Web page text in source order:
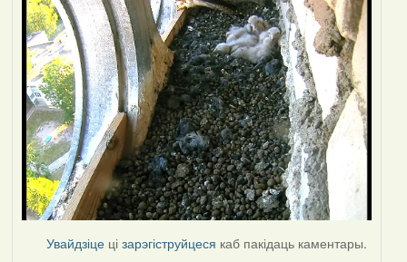
Увайдзіце цізарэгіструйцеся каб пакідаць каментары.